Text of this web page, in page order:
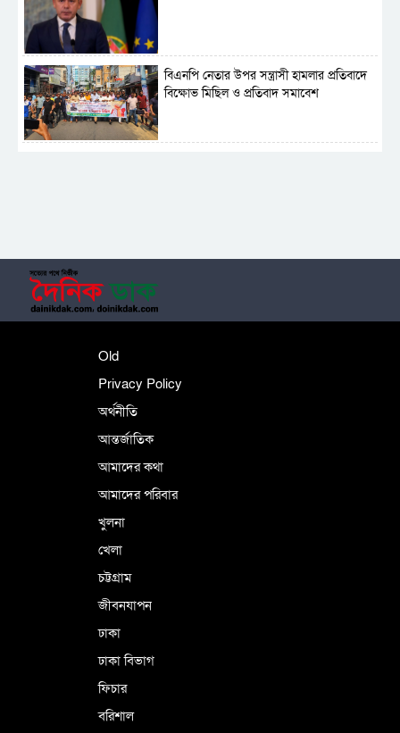
বিএনপি নেতার উপর সন্ত্রাসী হামলার প্রতিবাদে
বিক্ষোভ মিছিল ও প্রতিবাদ সমাবেশ
Old
Privacy Policy
অর্থনীতি
আন্তর্জাতিক
আমাদের কথা
আমাদের পরিবার
খুলনা
খেলা
চট্টগ্রাম
জীবনযাপন
ঢাকা
ঢাকা বিভাগ
ফিচার
বরিশাল